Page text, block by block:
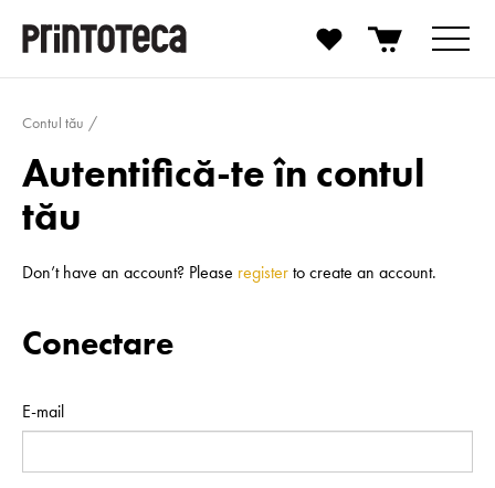
Contul tău
Autentifică-te în contul
tău
Don’t have an account? Please registerto create an account.
Conectare
E-mail